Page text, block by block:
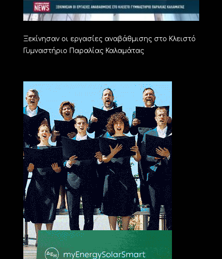
Ξεκίνησαν οι εργασίες αναβάθμισης στο Κλειστό
Γυμναστήριο Παραλίας Καλαμάτας